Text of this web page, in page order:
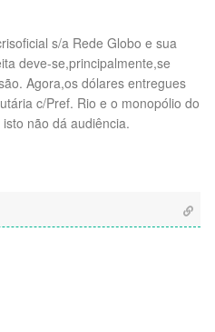
s/a Rede Globo e sua
deve-se,principalmente,se
Agora,os dólares entregues
c/Pref. Rio e o monopólio do
não dá audiência.